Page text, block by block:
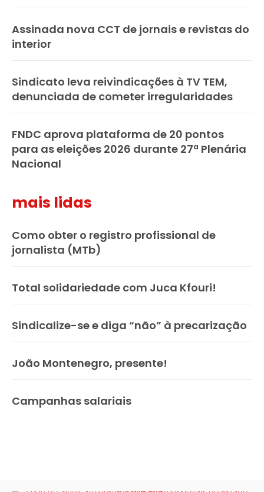
Assinada nova CCT de jornais e revistas do
interior
Sindicato leva reivindicações à TV TEM,
denunciada de cometer irregularidades
FNDC aprova plataforma de 20 pontos
para as eleições 2026 durante 27ª Plenária
Nacional
mais lidas
Como obter o registro profissional de
jornalista (MTb)
Total solidariedade com Juca Kfouri!
Sindicalize-se e diga “não” à precarização
João Montenegro, presente!
Campanhas salariais